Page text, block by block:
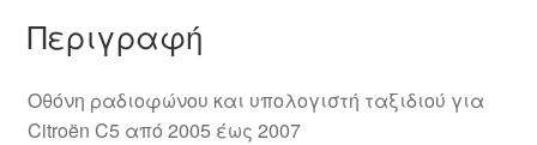
Περιγραφή
Οθόνη ραδιοφώνου και υπολογιστή ταξιδιού για
Citroën C5 από 2005 έως 2007